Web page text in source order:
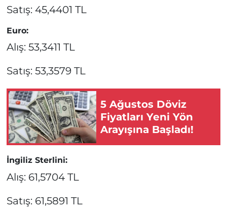
Satış: 45,4401 TL
Euro:
Alış: 53,3411 TL
Satış: 53,3579 TL
5 Ağustos Döviz
Fiyatları Yeni Yön
Arayışına Başladı!
İngiliz Sterlini:
Alış: 61,5704 TL
Satış: 61,5891 TL